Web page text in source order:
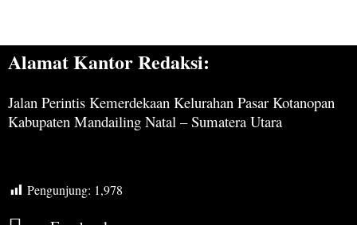
Alamat Kantor Redaksi:
Jalan Perintis Kemerdekaan Kelurahan Pasar Kotanopan
Kabupaten Mandailing Natal – Sumatera Utara
Pengunjung: 1,978